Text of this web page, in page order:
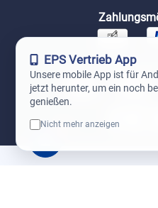
Unsere
EPS Vertrieb App
Unsere mobile App ist für
jetzt herunter, um ein noch
genießen.
Nicht mehr anzeigen